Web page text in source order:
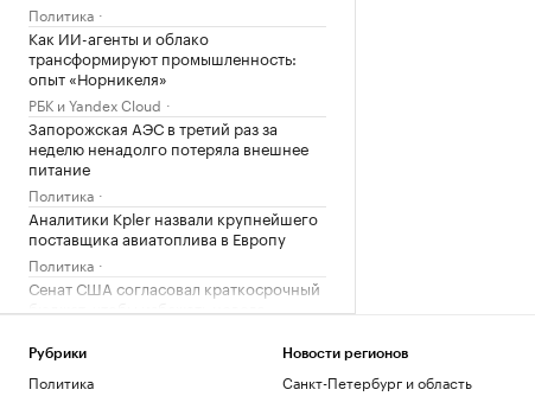
Политика
Как ИИ-агенты и облако
трансформируют промышленность:
опыт «Норникеля»
РБК и Yandex Cloud
Запорожская АЭС в третий раз за
неделю ненадолго потеряла внешнее
питание
Политика
Аналитики Kpler назвали крупнейшего
поставщика авиатоплива в Европу
Политика
Сенат США согласовал краткосрочный
бюджет, чтобы избежать нового
Политика
Матч звезд на Кубке Овечкина
Рубрики
Политика
Новости регионов
Санкт-Петербург и область